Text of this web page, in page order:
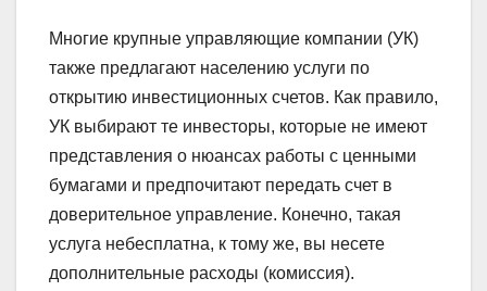
Многие крупные управляющие компании (УК)
также предлагают населению услуги по
открытию инвестиционных счетов. Как правило,
УК выбирают те инвесторы, которые не имеют
представления о нюансах работы с ценными
бумагами и предпочитают передать счет в
доверительное управление. Конечно, такая
услуга небесплатна, к тому же, вы несете
дополнительные расходы (комиссия).